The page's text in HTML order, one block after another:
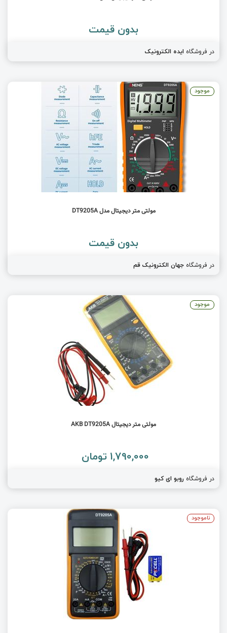
بدون قیمت
در فروشگاه ایده الکترونیک
مولتی متر دیجیتال مدل DT9205A
بدون قیمت
در فروشگاه جهان الکترونیک قم
موجود
مولتی متر دیجیتال AKB DT9205A
1,790,000 تومان
در فروشگاه روبو ای کیو
موجود
ناموجود